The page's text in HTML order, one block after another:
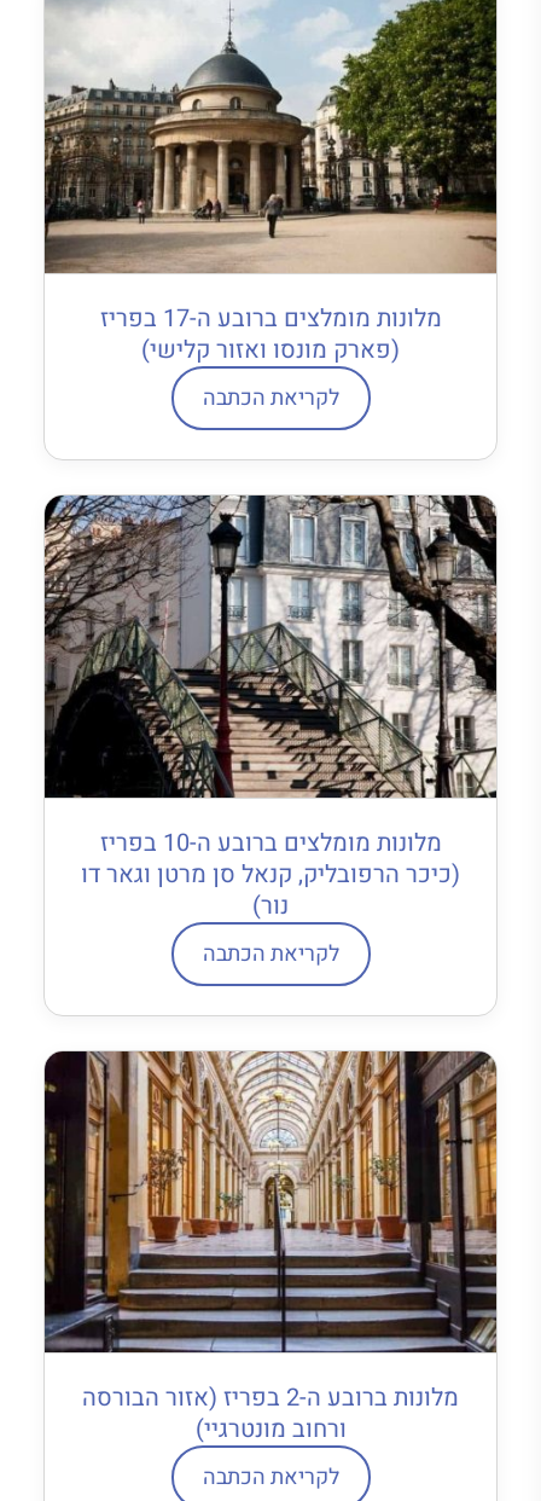
מלונות מומלצים ברובע ה-17 בפריז
(פארק מונסו ואזור קלישי)
לקריאת הכתבה
מלונות מומלצים ברובע ה-10 בפריז
(כיכר הרפובליק, קנאל סן מרטן וגאר דו
נור)
לקריאת הכתבה
מלונות ברובע ה-2 בפריז (אזור הבורסה
ורחוב מונטרגיי)
לקריאת הכתבה